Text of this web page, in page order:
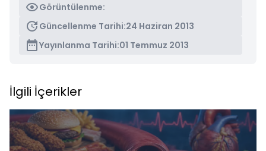
Görüntülenme:
Güncellenme Tarihi:24 Haziran 2013
Yayınlanma Tarihi:01 Temmuz 2013
İlgili İçerikler